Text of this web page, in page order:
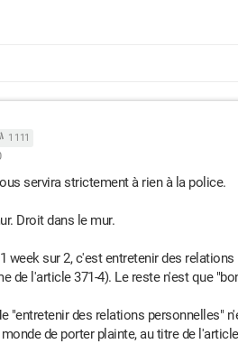
1 111
servira strictement à rien à la police.
Droit dans le mur.
week sur 2, c'est entretenir des
de l'article 371-4). Le reste n'est que
"entretenir des relations personnelles"
de porter plainte, au titre de